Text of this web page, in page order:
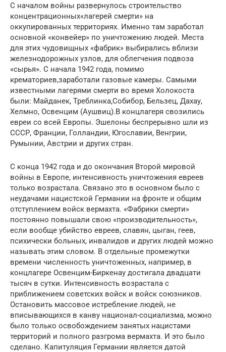
С началом войны развернулось строительство
концентрационных«лагерей смерти» на
оккупированных территориях. Именно там заработал
основной «конвейер» по уничтожению людей. Места
для этих чудовищных «фабрик» выбирались вблизи
железнодорожных узлов, для облегчения подвоза
«сырья». С начала 1942 года, помимо
крематориев,заработали газовые камеры. Самыми
известными лагерями смерти во время Холокоста
были: Майданек, Треблинка,Собибор, Бельзец, Дахау,
Хелмно, Освенцим (Аушвиц).В концлагеря свозились
евреи со всей Европы. Эшелоны беспрерывно шли из
СССР, Франции, Голландии, Югославии, Венгрии,
Румынии, Австрии и других стран.
С конца 1942 года и до окончания Второй мировой
войны в Европе, интенсивность уничтожения евреев
только возрастала. Связано это в основном было с
неудачами нацистской Германии на фронте и общим
отступлением войск вермахта. «Фабрики смерти»
постоянно повышали свою «производительность»,
если вообще убийство евреев, славян, цыган, геев,
психически больных, инвалидов и других людей можно
называть этим словом. В отдельные промежутки
времени численность уничтоженных, например, в
концлагере Освенцим-Биркенау достигала двадцати
тысяч в сутки. Интенсивность возрастала с
приближением советских войск и войск союзников.
Остановить массовое истребление людей, не
вписывающихся в канву национал-социализма, можно
было только освобождением занятых нацистами
территорий и полного разгрома вермахта. И это было
сделано. Капитуляция Германии является датой